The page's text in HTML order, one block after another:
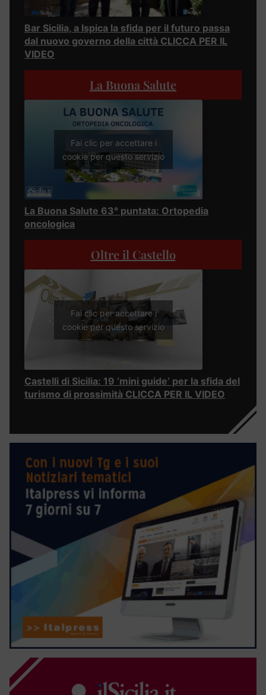
Bar Sicilia, a Ispica la sfida per il futuro passa
dal nuovo governo della città CLICCA PER IL
VIDEO
La Buona Salute
Fai clic per accettare i
cookie per questo servizio
La Buona Salute 63° puntata: Ortopedia
oncologica
Oltre il Castello
Fai clic per accettare i
cookie per questo servizio
Castelli di Sicilia: 19 ‘mini guide’ per la sfida del
turismo di prossimità CLICCA PER IL VIDEO